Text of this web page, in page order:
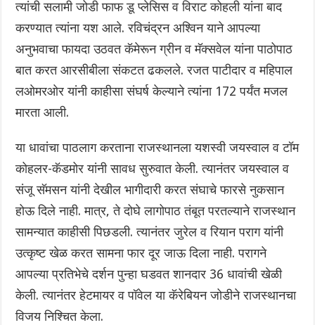
त्यांची सलामी जोडी फाफ डू प्लेसिस व विराट कोहली यांना बाद
करण्यात त्यांना यश आले. रविचंद्रन अश्विन याने आपल्या
अनुभवाचा फायदा उठवत कॅमेरून ग्रीन व मॅक्सवेल यांना पाठोपाठ
बात करत आरसीबीला संकटत ढकलले. रजत पाटीदार व महिपाल
लओमरओर यांनी काहीसा संघर्ष केल्याने त्यांना 172 पर्यंत मजल
मारता आली.
या धावांचा पाठलाग करताना राजस्थानला यशस्वी जयस्वाल व टॉम
कोहलर-कॅडमोर यांनी सावध सुरुवात केली. त्यानंतर जयस्वाल व
संजू सॅमसन यांनी देखील भागीदारी करत संघाचे फारसे नुकसान
होऊ दिले नाही. मात्र, ते दोघे लागोपाठ तंबूत परतल्याने राजस्थान
सामन्यात काहीसी पिछडली. त्यानंतर जुरेल व रियान पराग यांनी
उत्कृष्ट खेळ करत सामना फार दूर जाऊ दिला नाही. परागने
आपल्या प्रतिभेचे दर्शन पुन्हा घडवत शानदार 36 धावांची खेळी
केली. त्यानंतर हेटमायर व पॉवेल या कॅरेबियन जोडीने राजस्थानचा
विजय निश्चित केला.